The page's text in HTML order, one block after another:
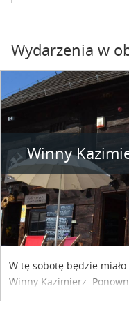
Wydarzenia w
Winny
W tę sobotę będzie
Winny Kazimierz.
Lokalnym Bistrze.